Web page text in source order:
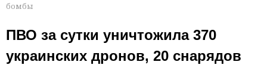
бомбы
ПВО за сутки уничтожила 370
украинских дронов, 20 снарядов